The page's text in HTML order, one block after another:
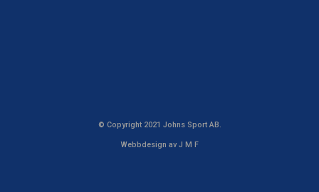
© Copyright 2021 Johns Sport AB.
Webbdesign av J.M.F